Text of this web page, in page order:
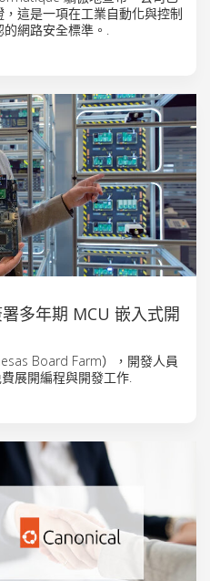
這是一項在工業自動化與控制
網路安全標準。.
多年期 MCU 嵌入式開
Board Farm），開發人員
展開編程與開發工作.